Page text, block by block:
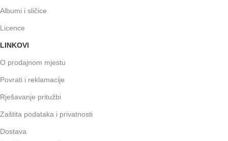
Albumi i sličice
Licence
LINKOVI
O prodajnom mjestu
Povrati i reklamacije
Rješavanje pritužbi
Zaštita podataka i privatnosti
Dostava